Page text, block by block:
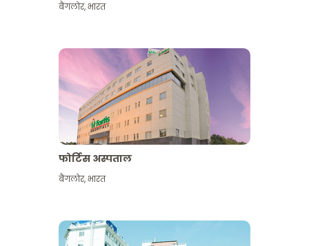
बैंगलोर,भारत
फोर्टिस अस्पताल
बैंगलोर,भारत